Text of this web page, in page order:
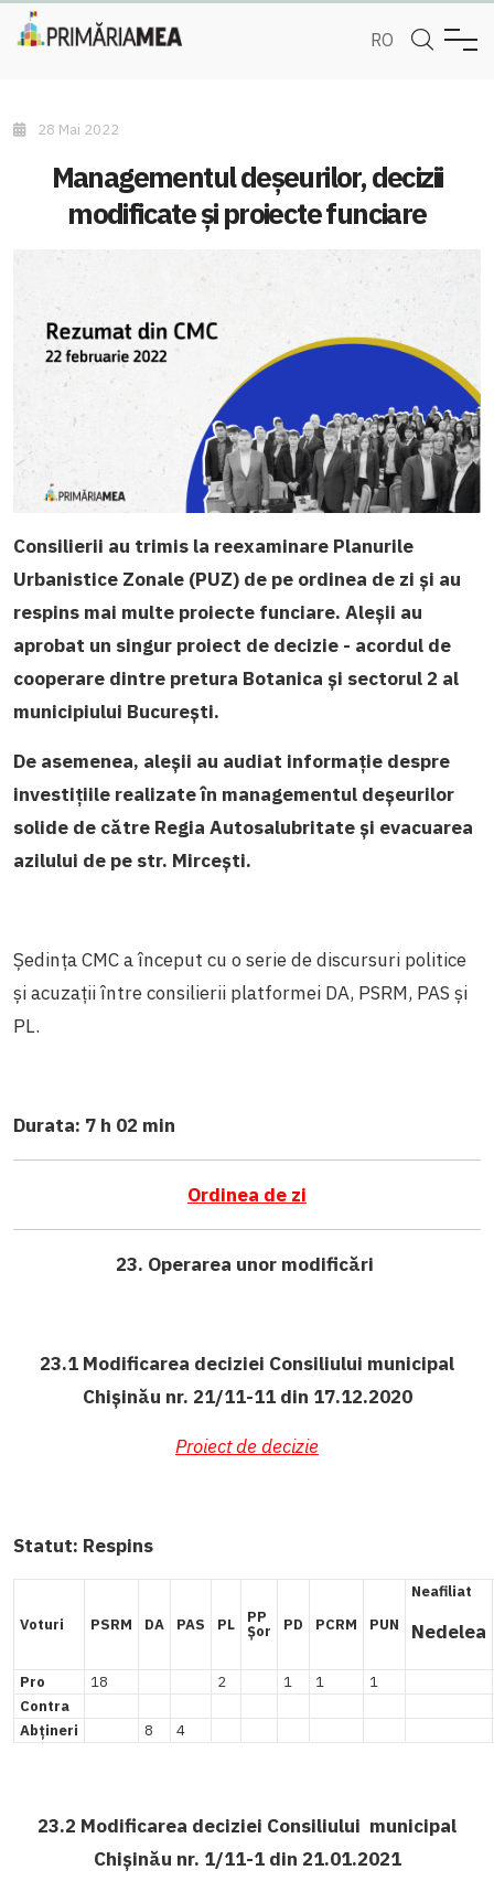
RO
28 Mai 2022
Managementul deșeurilor, decizii
modificate și proiecte funciare
Consilierii au trimis la reexaminare Planurile
Urbanistice Zonale (PUZ) de pe ordinea de zi și au
respins mai multe proiecte funciare. Aleșii au
aprobat un singur proiect de decizie - acordul de
cooperare dintre pretura Botanica și sectorul 2 al
municipiului București.
De asemenea, aleșii au audiat informație despre
investițiile realizate în managementul deșeurilor
solide de către Regia Autosalubritate și evacuarea
azilului de pe str. Mircești.
Ședința CMC a început cu o serie de discursuri politice
și acuzații între consilierii platformei DA, PSRM, PAS și
PL.
Durata: 7 h 02 min
Ordinea de zi
23. Operarea unor modificări
23.1 Modificarea deciziei Consiliului municipal
Chișinău nr. 21/11-11 din 17.12.2020
Proiect de decizie
Statut: Respins
Voturi PSRM DA PAS PL PP
Șor PD PCRM PUN
Neafiliat
Nedelea
Pro 18 2 1 1
1
Contra
Abțineri
8 4
23.2 Modificarea deciziei Consiliului municipal
Chișinău nr. 1/11-1 din 21.01.2021